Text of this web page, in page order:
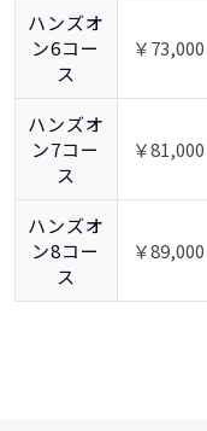
ハンズオ
ン6コー
ス
￥73,000
ハンズオ
ン7コー
ス
￥81,000
ハンズオ
ン8コー
ス
￥89,000